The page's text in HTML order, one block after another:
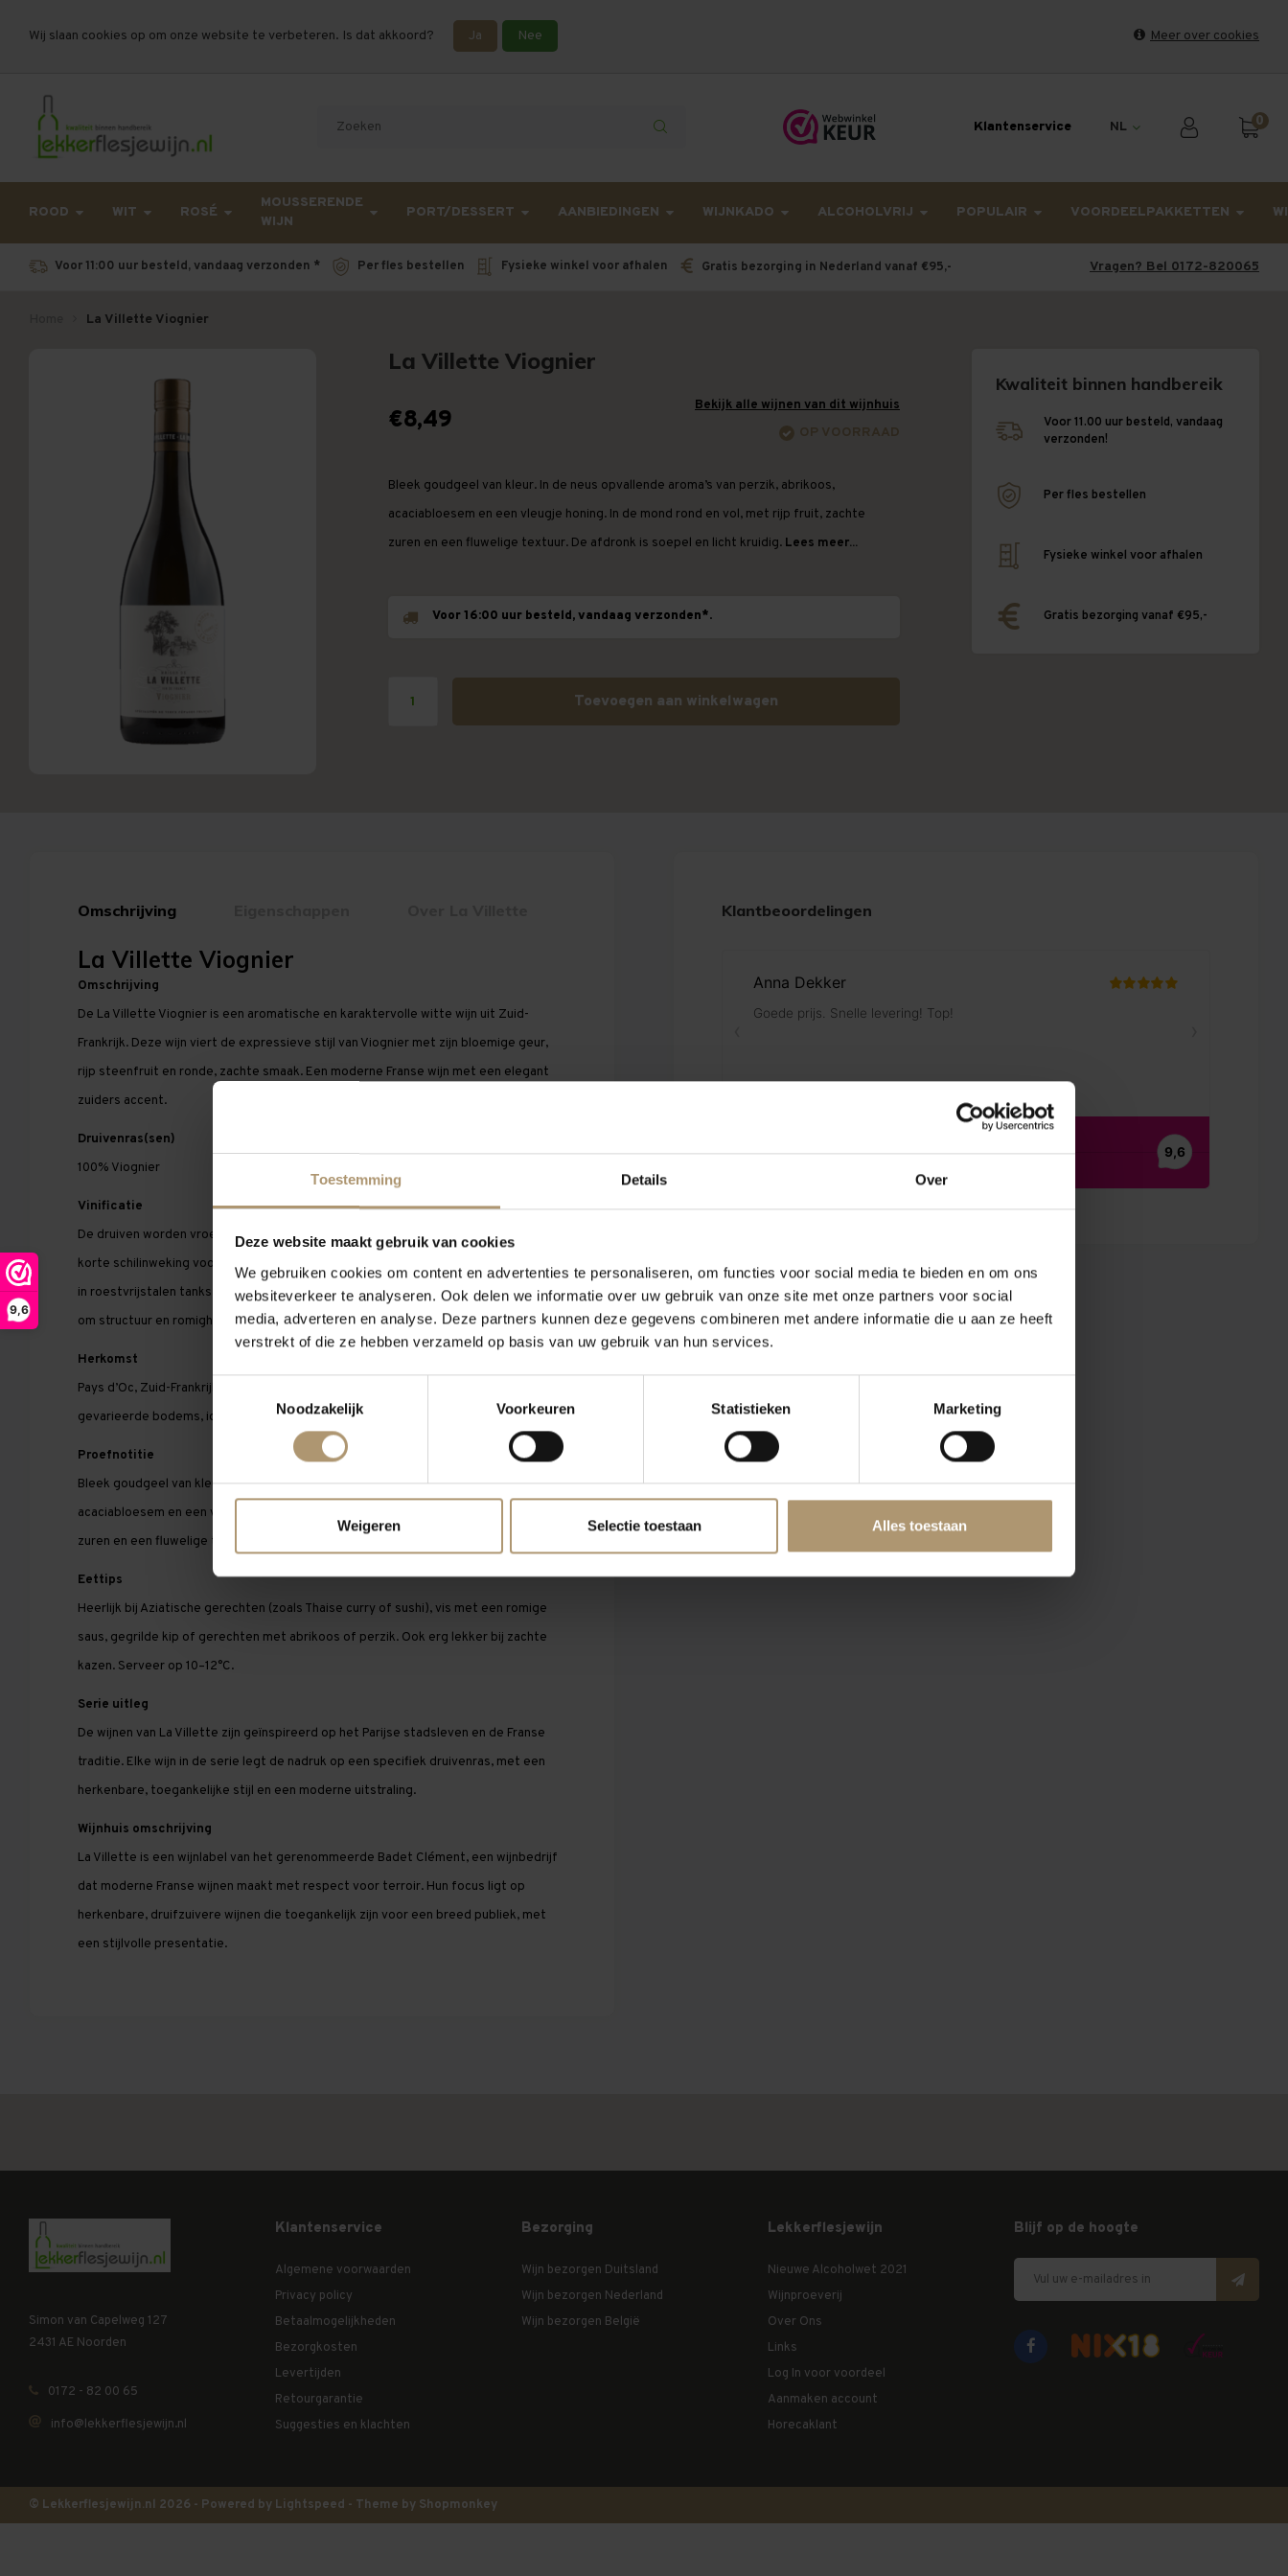
9,6
Toestemming Details Over
Deze website maakt gebruik van cookies
We gebruiken cookies om content en advertenties te personaliseren, om functies voor social media te bieden en om ons
websiteverkeer te analyseren. Ook delen we informatie over uw gebruik van onze site met onze partners voor social
media, adverteren en analyse. Deze partners kunnen deze gegevens combineren met andere informatie die u aan ze heeft
verstrekt of die ze hebben verzameld op basis van uw gebruik van hun services.
Noodzakelijk
Voorkeuren Statistieken Marketing
Weigeren Selectie toestaan Alles toestaan
Wij slaan cookies op om onze website te verbeteren. Is dat akkoord? Ja Nee
Meer over cookies
Let op, vanwege drukte bij PostNL kan uw bestelling langer onderweg zijn dan gebruikelijk - Bestellingen van het weekend en maandag worden dinsdag verzonden.
Klantenservice NL 0
ROOD WIT ROSÉ
MOUSSERENDE
WIJN
PORT/DESSERT AANBIEDINGEN WIJNKADO ALCOHOLVRIJ POPULAIR VOORDEELPAKKETTEN
Voor 11:00 uur besteld, vandaag verzonden * Per fles bestellen Fysieke winkel voor afhalen Gratis bezorging in Nederland vanaf €95,- Vragen? Bel 0172-820065
La Villette Viognier
La Villette Viognier
€8,49
Bekijk alle wijnen van dit wijnhuis
OP VOORRAAD
Bleek goudgeel van kleur. In de neus opvallende aroma’s van perzik, abrikoos,
acaciabloesem en een vleugje honing. In de mond rond en vol, met rijp fruit, zachte
zuren en een fluwelige textuur. De afdronk is soepel en licht kruidig. Lees meer...
Voor 16:00 uur besteld, vandaag verzonden*.
Toevoegen aan winkelwagen
Kwaliteit binnen handbereik
Voor 11.00 uur besteld, vandaag
verzonden!
Per fles bestellen
Fysieke winkel voor afhalen
Gratis bezorging vanaf €95,-
Omschrijving
La Villette Viognier
Omschrijving
De La Villette Viognier is een aromatische en karaktervolle witte wijn uit Zuid-
Frankrijk. Deze wijn viert de expressieve stijl van Viognier met zijn bloemige geur,
rijp steenfruit en ronde, zachte smaak. Een moderne Franse wijn met een elegant
zuiders accent.
Druivenras(sen)
100% Viognier
Vinificatie
De druiven worden vroeg in de ochtend geoogst om frisheid te behouden. Na een
korte schilinweking voor extra aromatische intensiteit volgt een koude fermentatie
in roestvrijstalen tanks. Een deel van de wijn rijpt kort op de fijne gistcellen (sur lie)
om structuur en romigheid toe te voegen.
Herkomst
Pays d’Oc, Zuid-Frankrijk – een regio met een zonnig mediterraan klimaat en
gevarieerde bodems, ideaal voor aromatische witte druiven als Viognier.
Proefnotitie
Bleek goudgeel van kleur. In de neus opvallende aroma’s van perzik, abrikoos,
acaciabloesem en een vleugje honing. In de mond rond en vol, met rijp fruit, zachte
zuren en een fluwelige textuur. De afdronk is soepel en licht kruidig.
Eettips
Heerlijk bij Aziatische gerechten (zoals Thaise curry of sushi), vis met een romige
saus, gegrilde kip of gerechten met abrikoos of perzik. Ook erg lekker bij zachte
kazen. Serveer op 10–12°C.
Serie uitleg
De wijnen van La Villette zijn geïnspireerd op het Parijse stadsleven en de Franse
traditie. Elke wijn in de serie legt de nadruk op een specifiek druivenras, met een
herkenbare, toegankelijke stijl en een moderne uitstraling.
Wijnhuis omschrijving
La Villette is een wijnlabel van het gerenommeerde Badet Clément, een wijnbedrijf
dat moderne Franse wijnen maakt met respect voor terroir. Hun focus ligt op
herkenbare, druifzuivere wijnen die toegankelijk zijn voor een breed publiek, met
een stijlvolle presentatie.
Klantbeoordelingen
Simon van Capelweg 127
2431 AE Noorden
0172 - 82 00 65
info@lekkerflesjewijn.nl
Klantenservice
Algemene voorwaarden
Privacy policy
Betaalmogelijkheden
Bezorgkosten
Levertijden
Retourgarantie
Suggesties en klachten
Bezorging
Wijn bezorgen Duitsland
Wijn bezorgen Nederland
Wijn bezorgen België
Lekkerflesjewijn
Nieuwe Alcoholwet 2021
Wijnproeverij
Over Ons
Links
Log In voor voordeel
Aanmaken account
Horecaklant
Blijf op de hoogte
© Lekkerflesjewijn.nl 2026 - Powered by Lightspeed - Theme by Shopmonkey